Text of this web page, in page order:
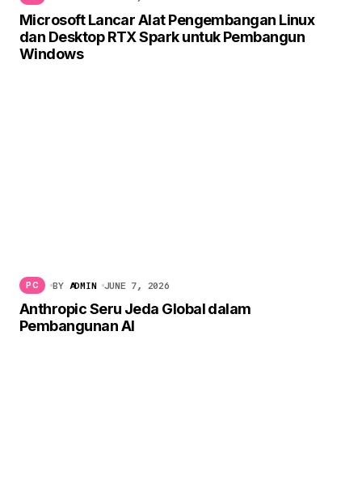
Microsoft Lancar Alat Pengembangan Linux
dan Desktop RTX Spark untuk Pembangun
Windows
PC BY ADMIN JUNE 7, 2026
Anthropic Seru Jeda Global dalam
Pembangunan AI